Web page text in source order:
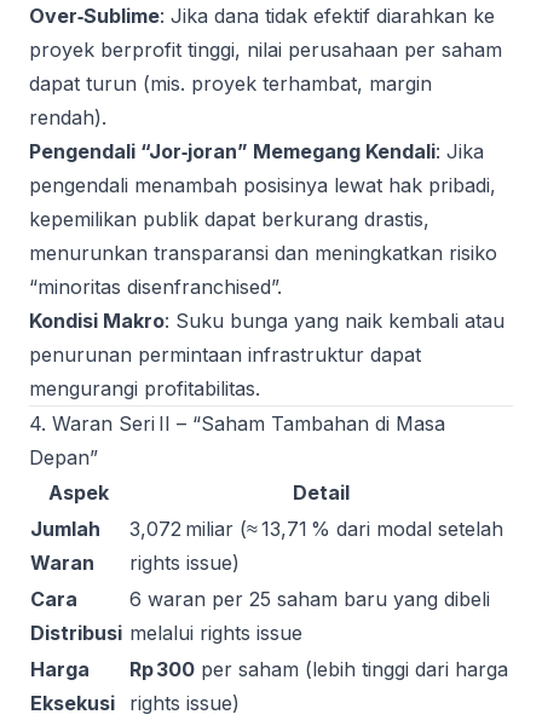
Over‑Sublime: Jika dana tidak efektif diarahkan ke
proyek berprofit tinggi, nilai perusahaan per saham
dapat turun (mis. proyek terhambat, margin
rendah).
Pengendali “Jor‑joran” Memegang Kendali: Jika
pengendali menambah posisinya lewat hak pribadi,
kepemilikan publik dapat berkurang drastis,
menurunkan transparansi dan meningkatkan risiko
“minoritas disenfranchised”.
Kondisi Makro: Suku bunga yang naik kembali atau
penurunan permintaan infrastruktur dapat
mengurangi profitabilitas.
4. Waran Seri II – “Saham Tambahan di Masa
Depan”
Aspek
Detail
Jumlah
Waran
3,072 miliar (≈ 13,71 % dari modal setelah
rights issue)
Cara
Distribusi
6 waran per 25 saham baru yang dibeli
melalui rights issue
Harga
Eksekusi
Rp 300 per saham (lebih tinggi dari harga
rights issue)